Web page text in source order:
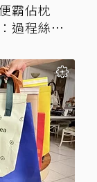
霸佔枕
過程絲滑